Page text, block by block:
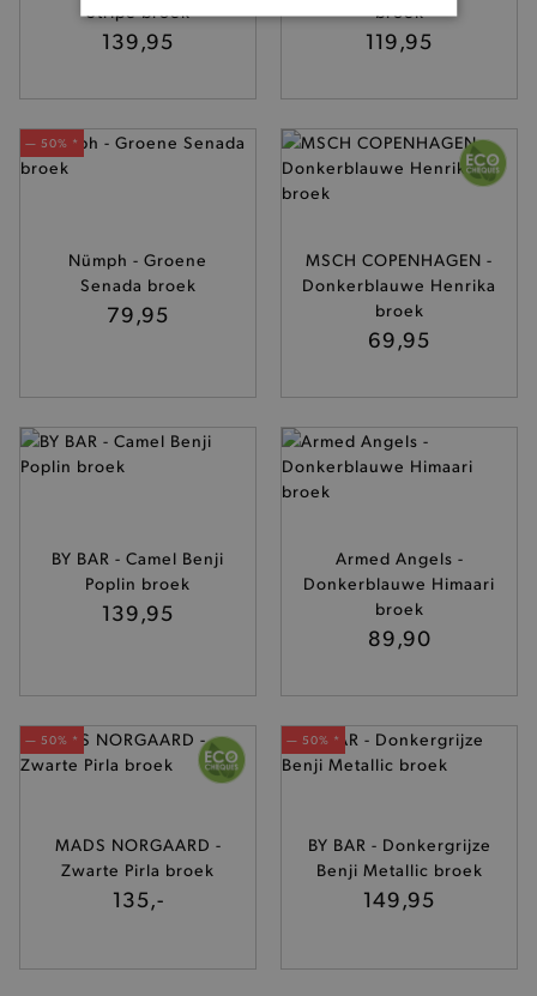
Stripe broek
139,95
broek
119,95
— 50% *
Nümph - Groene
Senada broek
79,95
MSCH COPENHAGEN -
Donkerblauwe Henrika
broek
69,95
BY BAR - Camel Benji
Poplin broek
139,95
Armed Angels -
Donkerblauwe Himaari
broek
89,90
— 50% *
MADS NORGAARD -
Zwarte Pirla broek
135,-
— 50% *
BY BAR - Donkergrijze
Benji Metallic broek
149,95
BASIS COOKIES
TARGETING
FUNCTIONALITEIT
Basis cookies
Targeting
site op een correcte manier wordt verorberd. De
analytische en functionele cookies vullen hun
buikjes algemene bezoekersinformatie, maar
product-added-modal
.brooklyn.be
.brooklyn.be
.brooklyn.be